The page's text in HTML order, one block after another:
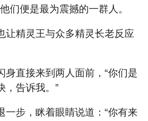
们便是最为震撼的一群人。
让精灵王与众多精灵长老反应
身直接来到两人面前，“你们是
，告诉我。”
一步，眯着眼睛说道：“你有来